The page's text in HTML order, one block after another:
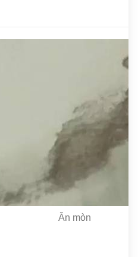
Ăn mòn